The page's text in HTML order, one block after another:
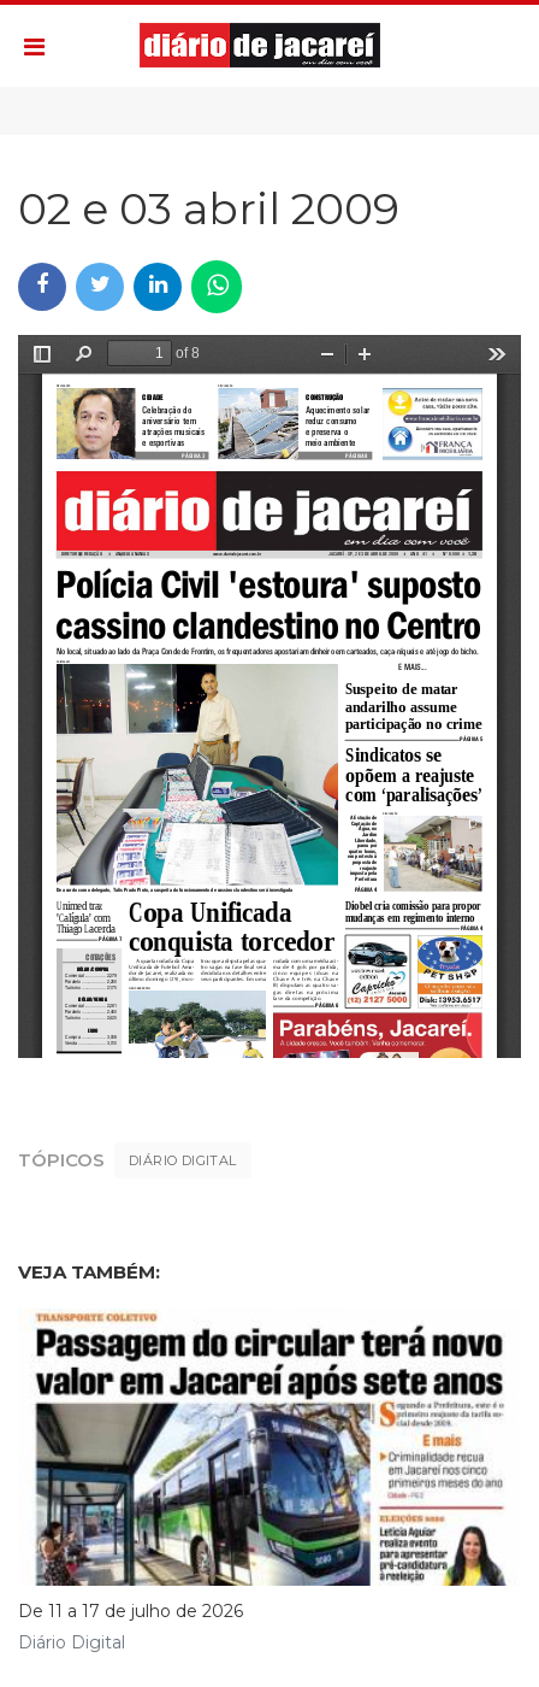
02 e 03 abril 2009
TÓPICOS DIÁRIO DIGITAL
VEJA TAMBÉM:
De 11 a 17 de julho de 2026
Diário Digital